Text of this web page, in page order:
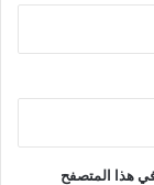
هذا المتصفح